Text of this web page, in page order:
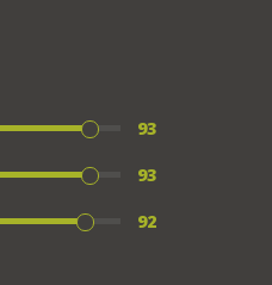
93
93
92